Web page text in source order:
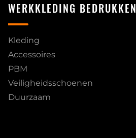
WERKKLEDING BEDRUKKEN
Kleding
Accessoires
PBM
Veiligheidsschoenen
Duurzaam